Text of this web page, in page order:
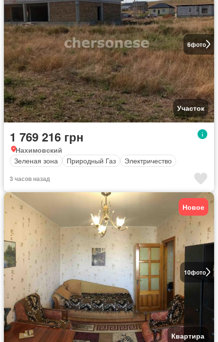
6фото
Участок
1 769 216 грн
Нахимовский
Зеленая зона
Природный Газ Электричество
3 часов назад
10фото
Новое
Квартира